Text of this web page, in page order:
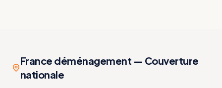
France déménagement — Couverture
nationale